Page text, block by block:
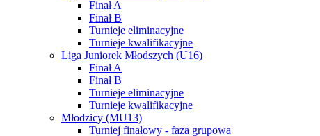
Finał A
Finał B
Turnieje eliminacyjne
Turnieje kwalifikacyjne
Liga Juniorek Młodszych (U16)
Finał A
Finał B
Turnieje eliminacyjne
Turnieje kwalifikacyjne
Młodzicy (MU13)
Turniej finałowy - faza grupowa